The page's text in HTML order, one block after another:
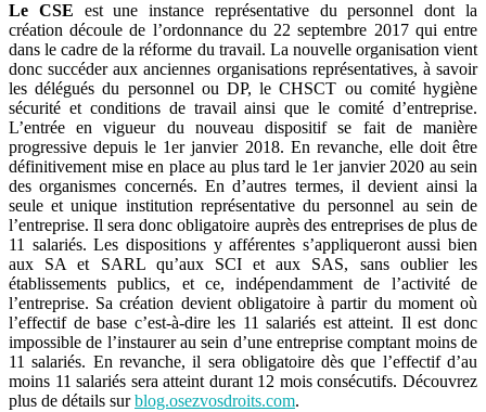
Le CSE est une instance représentative du personnel dont la
création découle de l’ordonnance du 22 septembre 2017 qui entre
dans le cadre de la réforme du travail. La nouvelle organisation vient
donc succéder aux anciennes organisations représentatives, à savoir
les délégués du personnel ou DP, le CHSCT ou comité hygiène
sécurité et conditions de travail ainsi que le comité d’entreprise.
L’entrée en vigueur du nouveau dispositif se fait de manière
progressive depuis le 1er janvier 2018. En revanche, elle doit être
définitivement mise en place au plus tard le 1er janvier 2020 au sein
des organismes concernés. En d’autres termes, il devient ainsi la
seule et unique institution représentative du personnel au sein de
l’entreprise. Il sera donc obligatoire auprès des entreprises de plus de
11 salariés. Les dispositions y afférentes s’appliqueront aussi bien
aux SA et SARL qu’aux SCI et aux SAS, sans oublier les
établissements publics, et ce, indépendamment de l’activité de
l’entreprise. Sa création devient obligatoire à partir du moment où
l’effectif de base c’est-à-dire les 11 salariés est atteint. Il est donc
impossible de l’instaurer au sein d’une entreprise comptant moins de
11 salariés. En revanche, il sera obligatoire dès que l’effectif d’au
moins 11 salariés sera atteint durant 12 mois consécutifs. Découvrez
plus de détails surblog.osezvosdroits.com.